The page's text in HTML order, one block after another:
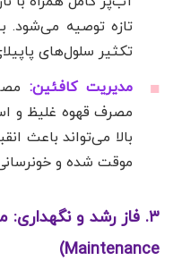
تازه توصیه می‌شود.
تکثیر سلول‌های
مدیریت کافئین:
مصرف قهوه غلیظ و
موقت شده و
Maintenance)